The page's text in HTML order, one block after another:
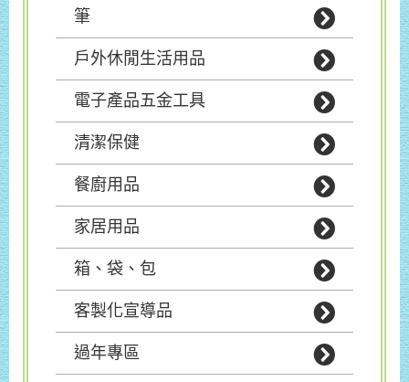
筆
戶外休閒生活用品
電子產品五金工具
清潔保健
餐廚用品
家居用品
箱、袋、包
客製化宣導品
過年專區